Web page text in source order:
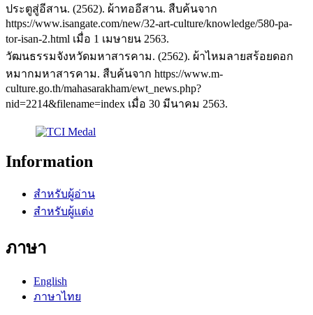
ประตูสู่อีสาน. (2562). ผ้าทออีสาน. สืบค้นจาก
https://www.isangate.com/new/32-art-culture/knowledge/580-pa-
tor-isan-2.html เมื่อ 1 เมษายน 2563.
วัฒนธรรมจังหวัดมหาสารคาม. (2562). ผ้าไหมลายสร้อยดอก
หมากมหาสารคาม. สืบค้นจาก https://www.m-
culture.go.th/mahasarakham/ewt_news.php?
nid=2214&filename=index เมื่อ 30 มีนาคม 2563.
Information
สำหรับผู้อ่าน
สำหรับผู้แต่ง
ภาษา
English
ภาษาไทย